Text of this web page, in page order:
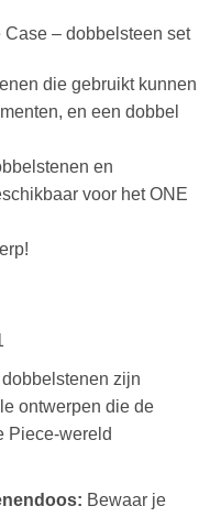
– dobbelsteen set
die gebruikt kunnen
en een dobbel
en
voor het ONE
dobbelstenen zijn
ontwerpen die de
Piece-wereld
Bewaar je